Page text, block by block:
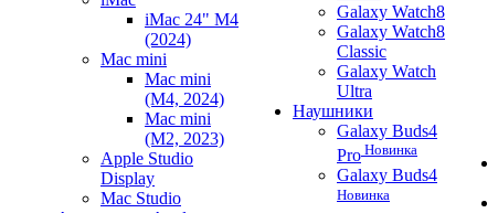
iMac 24" M4
(2024)
Mac mini
Mac mini
(M4, 2024)
Mac mini
(M2, 2023)
Apple Studio
Display
Mac Studio
Galaxy Watch8
Galaxy Watch8
Classic
Galaxy Watch
Ultra
Наушники
Galaxy Buds4
Pro Новинка
Galaxy Buds4
Новинка